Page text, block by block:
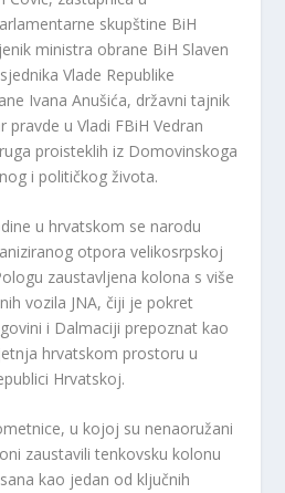
skupštine BiH
ministra obrane BiH Slaven
Vlade Republike
Ivana Anušića, državni tajnik
pravde u Vladi FBiH Vedran
proisteklih iz Domovinskoga
i političkog života.
u hrvatskom se narodu
otpora velikosrpskoj
zaustavljena kolona s više
vozila JNA, čiji je pokret
i Dalmaciji prepoznat kao
hrvatskom prostoru u
Hrvatskoj.
u kojoj su nenaoružani
zaustavili tenkovsku kolonu
kao jedan od ključnih